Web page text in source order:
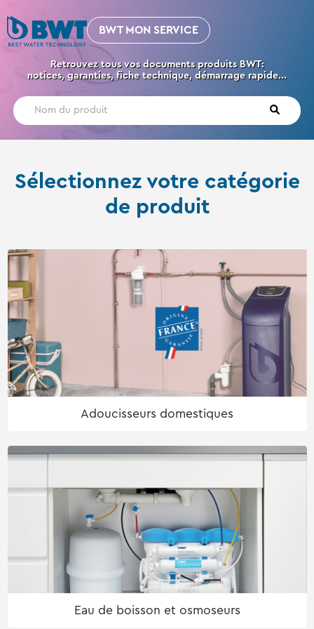
BWT MON SERVICE
Retrouvez tous vos documents produits BWT:
notices, garanties, fiche technique, démarrage rapide...
Sélectionnez votre catégorie
de produit
Adoucisseurs domestiques
Eau de boisson et osmoseurs